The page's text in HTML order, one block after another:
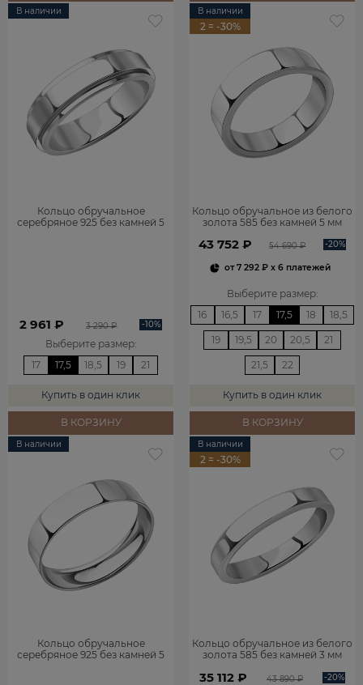
В наличии
Кольцо обручальное
серебряное 925 без камней 5
2 961 ₽ 3 290 ₽ -10%
Выберите размер:
17
17,5 18,5 19 21
Купить в один клик
В КОРЗИНУ
В наличии
2 = -30%
Кольцо обручальное из белого
золота 585 без камней 5 мм
43 752 ₽ 54 690 ₽ -20%
от7 292 ₽x 6 платежей
Выберите размер:
16
16,5 17 17,5 18 18,5
19 19,5 20 20,5 21
21,5 22
Купить в один клик
В КОРЗИНУ
В наличии
Кольцо обручальное
серебряное 925 без камней 5
В наличии
2 = -30%
Кольцо обручальное из белого
золота 585 без камней 3 мм
35 112 ₽ 43 890 ₽ -20%